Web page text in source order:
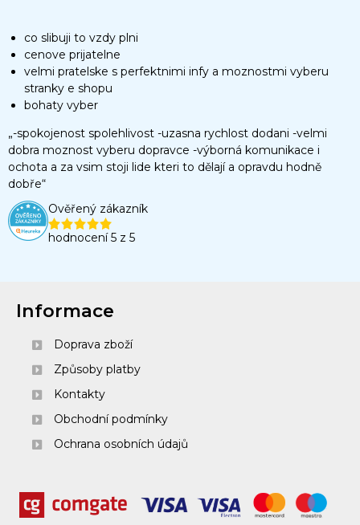
co slibuji to vzdy plni
cenove prijatelne
velmi pratelske s perfektnimi infy a moznostmi vyberu
stranky e shopu
bohaty vyber
„-spokojenost spolehlivost -uzasna rychlost dodani -velmi
dobra moznost vyberu dopravce -výborná komunikace i
ochota a za vsim stoji lide kteri to dělají a opravdu hodně
dobře“
Ověřený zákazník
hodnocení 5 z 5
Informace
Doprava zboží
Způsoby platby
Kontakty
Obchodní podmínky
Ochrana osobních údajů